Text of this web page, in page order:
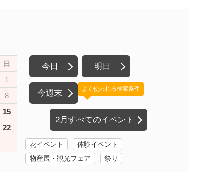
日
1
8
15
22
今日 明日
今週末
2月すべてのイベント
よく使われる検索条件
花イベント
体験イベント
物産展・観光フェア
祭り